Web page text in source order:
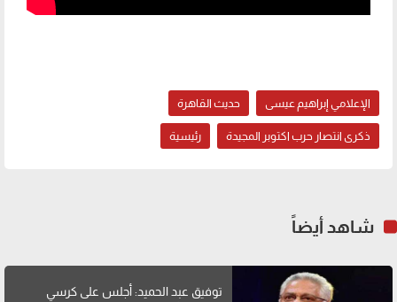
الإعلامي إبراهيم عيسى حديث القاهرة
ذكرى انتصار حرب اكتوبر المجيدة رئيسية
شاهد أيضاً
توفيق عبد الحميد: أجلس على كرسي